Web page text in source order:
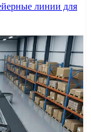
линии для